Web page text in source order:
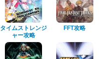
タイムストレンジ
ャー攻略
FFT攻略